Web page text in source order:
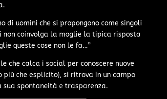
di uomini che si propongono come singoli
non coinvolga la moglie la tipica risposta
queste cose non le fa…”
che calca i social per conoscere nuove
più che esplicito), si ritrova in un campo
spontaneità e trasparenza.